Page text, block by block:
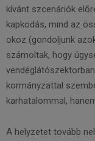
kívánt szcenáriók
kapkodás, mind az
okoz (gondoljunk
számoltak, hogy
kormányzattal
karhatalommal,
A helyzetet tovább